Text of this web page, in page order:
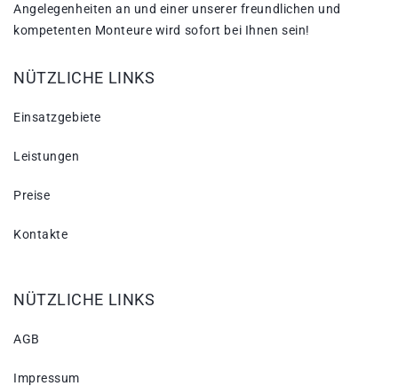
Angelegenheiten an und einer unserer freundlichen und
kompetenten Monteure wird sofort bei Ihnen sein!
NÜTZLICHE LINKS
Einsatzgebiete
Leistungen
Preise
Kontakte
NÜTZLICHE LINKS
AGB
Impressum